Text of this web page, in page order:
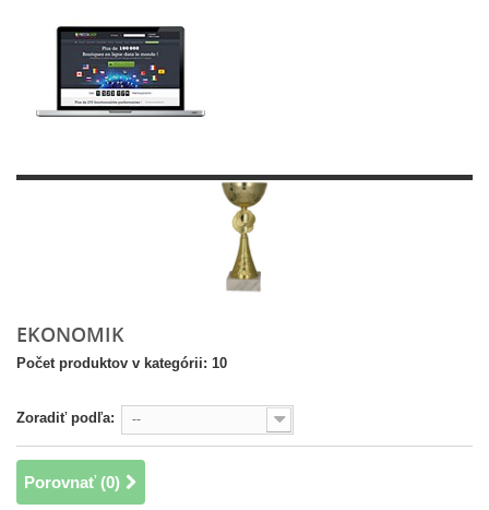
EKONOMIK
Počet produktov v kategórii: 10
Zoradiť podľa: --
Porovnať (0)